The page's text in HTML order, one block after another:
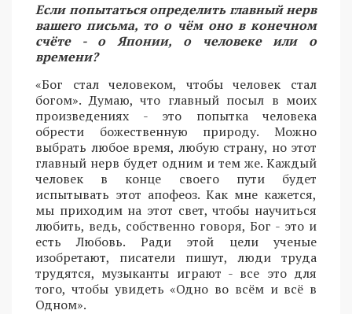
Если попытаться определить главный нерв
вашего письма, то о чём оно в конечном
счёте - о Японии, о человеке или о
времени?
«Бог стал человеком, чтобы человек стал
богом». Думаю, что главный посыл в моих
произведениях - это попытка человека
обрести божественную природу. Можно
выбрать любое время, любую страну, но этот
главный нерв будет одним и тем же. Каждый
человек в конце своего пути будет
испытывать этот апофеоз. Как мне кажется,
мы приходим на этот свет, чтобы научиться
любить, ведь, собственно говоря, Бог - это и
есть Любовь. Ради этой цели ученые
изобретают, писатели пишут, люди труда
трудятся, музыканты играют - все это для
того, чтобы увидеть «Одно во всём и всё в
Одном».